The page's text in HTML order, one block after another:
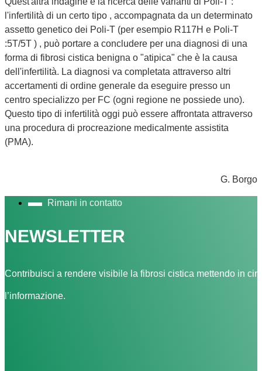
l'infertilità di un certo tipo , accompagnata da un determinato
assetto genetico dei Poli-T (per esempio R117H e Poli-T
:5T/5T ) , può portare a concludere per una diagnosi di una
forma di fibrosi cistica benigna o "atipica" che è la causa
dell'infertilità. La diagnosi va completata attraverso altri
accertamenti di ordine generale da eseguire presso un
centro specializzo per FC (ogni regione ne possiede uno).
Questo tipo di infertilità oggi può essere affrontata attraverso
una procedura di procreazione medicalmente assistita
(PMA).
G. Borgo
Rimani in contatto
NEWSLETTER
Contribuisci a rendere visibile la fibrosi cistica mettendo in
l’informazione.